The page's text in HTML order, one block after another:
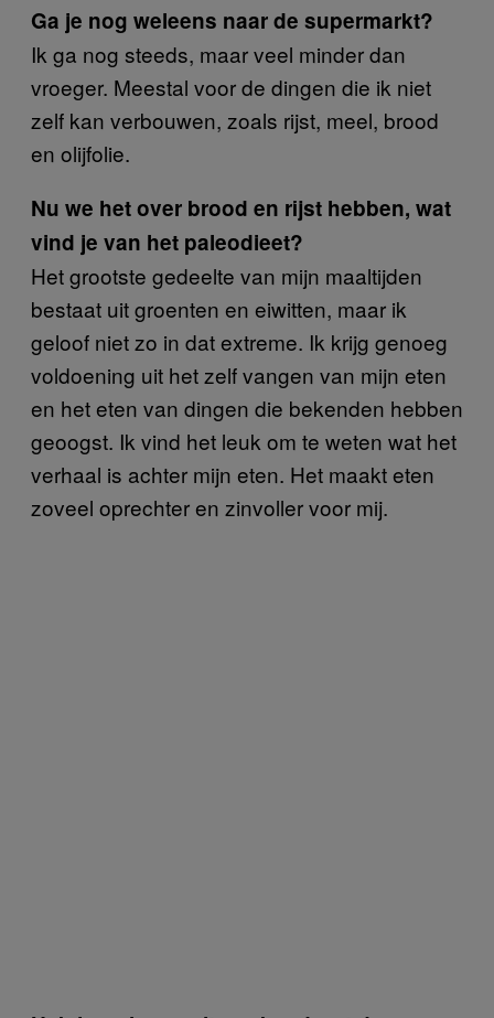
Ga je nog weleens naar de supermarkt?
Ik ga nog steeds, maar veel minder dan
vroeger. Meestal voor de dingen die ik niet
zelf kan verbouwen, zoals rijst, meel, brood
en olijfolie.
Nu we het over brood en rijst hebben, wat
vind je van het paleodieet?
Het grootste gedeelte van mijn maaltijden
bestaat uit groenten en eiwitten, maar ik
geloof niet zo in dat extreme. Ik krijg genoeg
voldoening uit het zelf vangen van mijn eten
en het eten van dingen die bekenden hebben
geoogst. Ik vind het leuk om te weten wat het
verhaal is achter mijn eten. Het maakt eten
zoveel oprechter en zinvoller voor mij.